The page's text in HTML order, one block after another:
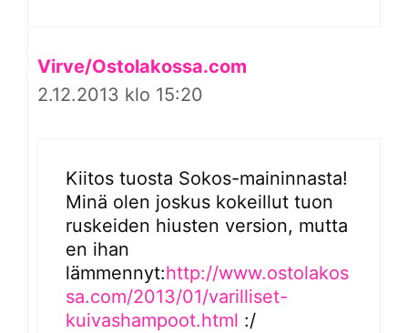
Virve/Ostolakossa.com
2.12.2013 klo 15:20
Kiitos tuosta Sokos-maininnasta!
Minä olen joskus kokeillut tuon
ruskeiden hiusten version, mutta
en ihan
lämmennyt:http://www.ostolakos
sa.com/2013/01/varilliset-
kuivashampoot.html :/